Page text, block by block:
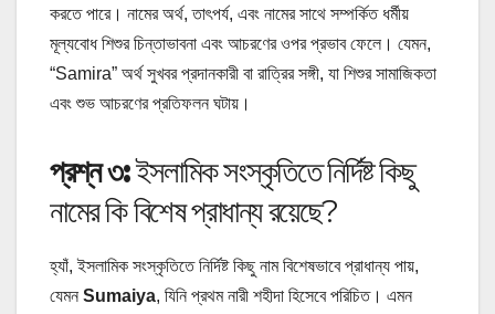
করতে পারে। নামের অর্থ, তাৎপর্য, এবং নামের সাথে সম্পর্কিত ধর্মীয়
মূল্যবোধ শিশুর চিন্তাভাবনা এবং আচরণের ওপর প্রভাব ফেলে। যেমন,
“Samira” অর্থ সুখবর প্রদানকারী বা রাত্রির সঙ্গী, যা শিশুর সামাজিকতা
এবং শুভ আচরণের প্রতিফলন ঘটায়।
প্রশ্ন ৩:ইসলামিক সংস্কৃতিতে নির্দিষ্ট কিছু
নামের কি বিশেষ প্রাধান্য রয়েছে?
হ্যাঁ, ইসলামিক সংস্কৃতিতে নির্দিষ্ট কিছু নাম বিশেষভাবে প্রাধান্য পায়,
যেমন Sumaiya, যিনি প্রথম নারী শহীদা হিসেবে পরিচিত। এমন